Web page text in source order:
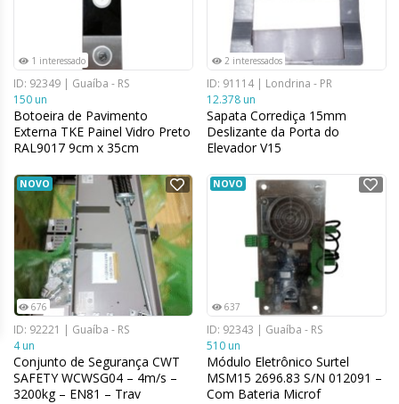
1 interessado
ID: 92349 | Guaíba - RS
150 un
Botoeira de Pavimento
Externa TKE Painel Vidro Preto
RAL9017 9cm x 35cm
2 interessados
ID: 91114 | Londrina - PR
12.378 un
Sapata Corrediça 15mm
Deslizante da Porta do
Elevador V15
NOVO
676
ID: 92221 | Guaíba - RS
4 un
Conjunto de Segurança CWT
SAFETY WCWSG04 – 4m/s –
3200kg – EN81 – Trav
NOVO
637
ID: 92343 | Guaíba - RS
510 un
Módulo Eletrônico Surtel
MSM15 2696.83 S/N 012091 –
Com Bateria Microf